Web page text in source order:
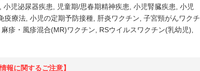
小児泌尿器疾患 児童期/思春期精神疾患 小児腎臓疾患 小児
疫療法 小児の定期予防接種 肝炎ワクチン 子宮頸がんワクチ
麻疹・風疹混合(MR)ワクチン
RSウイルスワクチン(乳幼児)
情報に関するご注意】